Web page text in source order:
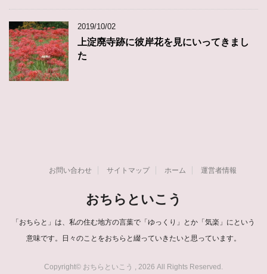
2019/10/02
上淀廃寺跡に彼岸花を見にいってきまし
た
お問い合わせ サイトマップ ホーム 運営者情報
おちらといこう
「おちらと」は、私の住む地方の言葉で「ゆっくり」とか「気楽」にという
意味です。日々のことをおちらと綴っていきたいと思っています。
Copyright© おちらといこう , 2026 All Rights Reserved.